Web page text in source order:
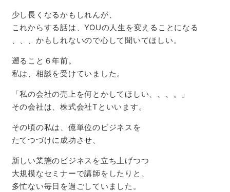
少し長くなるかもしれんが、
これからする話は、YOUの人生を変えることになる
、、、かもしれないので心して聞いてほしい。
遡ること６年前。
私は、相談を受けていました。
「私の会社の売上を何とかしてほしい、、、。」
その会社は、株式会社Tといいます。
その頃の私は、億単位のビジネスを
たてつづけに成功させ、
新しい業態のビジネスを立ち上げつつ
大規模なセミナーで講師をしたりと、
多忙ない毎日を過ごしていました。